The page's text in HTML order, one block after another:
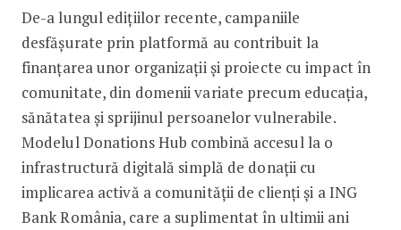
De-a lungul edițiilor recente, campaniile
desfășurate prin platformă au contribuit la
finanțarea unor organizații și proiecte cu impact în
comunitate, din domenii variate precum educația,
sănătatea și sprijinul persoanelor vulnerabile.
Modelul Donations Hub combină accesul la o
infrastructură digitală simplă de donații cu
implicarea activă a comunității de clienți și a ING
Bank România, care a suplimentat în ultimii ani